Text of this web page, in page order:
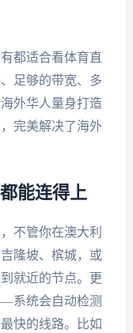
都适合看体育直
足够的带宽、多
外华人量身打造
完美解决了海外
能连得上
不管你在澳大利
隆坡、槟城，或
就近的节点。更
系统会自动检测
快的线路。比如